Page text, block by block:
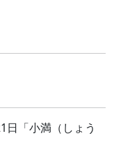
「小満（しょう